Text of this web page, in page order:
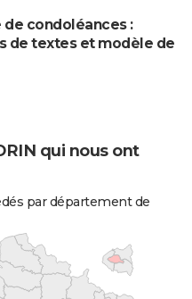
de condoléances :
de textes et modèle de
qui nous ont
par département de